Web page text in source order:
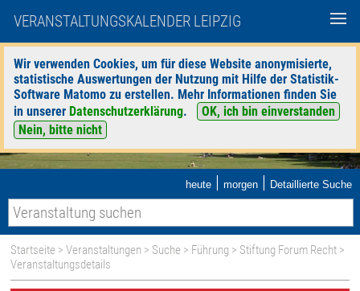
VERANSTALTUNGSKALENDER LEIPZIG
Wir verwenden Cookies, um für diese Website anonymisierte,
statistische Auswertungen der Nutzung mit Hilfe der Statistik-
Software Matomo zu erstellen. Mehr Informationen finden Sie
in unserer Datenschutzerklärung.
OK, ich bin einverstanden
Nein, bitte nicht
heute | morgen | Detaillierte Suche
Startseite >Veranstaltungen > Suche > Führung > Stiftung Forum Recht >
Veranstaltungsdetails